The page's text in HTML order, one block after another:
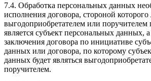
7.4. Обработка персональных данных
исполнения договора, стороной которого
выгодоприобретателем или поручителем
является субъект персональных данных,
заключения договора по инициативе
данных или договора, по которому
данных будет являться
поручителем.